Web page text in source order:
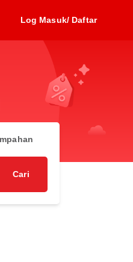
Log Masuk/ Daftar
Cari